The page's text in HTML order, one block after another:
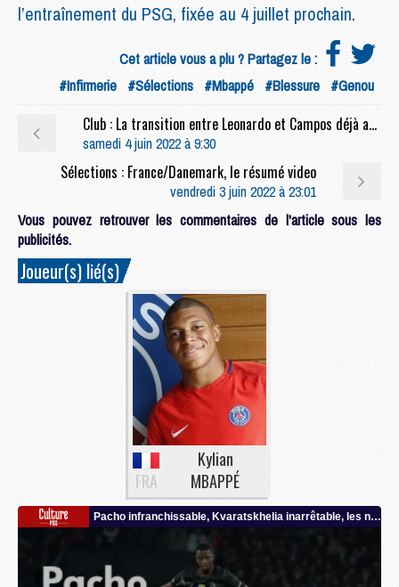
l’entraînement du PSG, fixée au 4 juillet prochain.
Cet article vous a plu ? Partagez le :
#Infirmerie #Sélections #Mbappé #Blessure #Genou
Club : La transition entre Leonardo et Campos déjà actée au PSG
samedi 4 juin 2022 à 9:30
Sélections : France/Danemark, le résumé video
vendredi 3 juin 2022 à 23:01
Vous pouvez retrouver les commentaires de l'article sous les
publicités.
Joueur(s) lié(s)
FRA
Kylian
MBAPPÉ